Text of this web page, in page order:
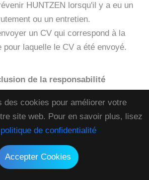
des cookies pour améliorer votre
site web. Pour en savoir plus, lisez
politique de confidentialité
Accepter Cookies
HUNTZEN lorsqu'il y a eu un
ou un entretien.
un CV qui correspond à la
pour laquelle le CV a été envoyé.
de la responsabilité
la mesure permise par la loi, toute
de HUNTZEN ou de ses
est exclue en cas de perte ou
dommage subi par l’Utilisateur sur
en relation avec la conclusion d'un